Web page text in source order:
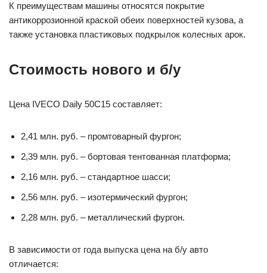
К преимуществам машины относятся покрытие
антикоррозионной краской обеих поверхностей кузова, а
также установка пластиковых подкрылок колесных арок.
Стоимость нового и б/у
Цена IVECO Daily 50C15 составляет:
2,41 млн. руб. – промтоварный фургон;
2,39 млн. руб. – бортовая тентованная платформа;
2,16 млн. руб. – стандартное шасси;
2,56 млн. руб. – изотермический фургон;
2,28 млн. руб. – металлический фургон.
В зависимости от года выпуска цена на б/у авто
отличается: